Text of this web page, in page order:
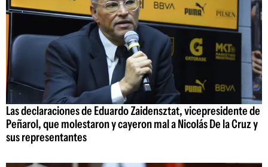
Las declaraciones de Eduardo Zaidensztat, vicepresidente de
Peñarol, que molestaron y cayeron mal a Nicolás De la Cruz y
sus representantes